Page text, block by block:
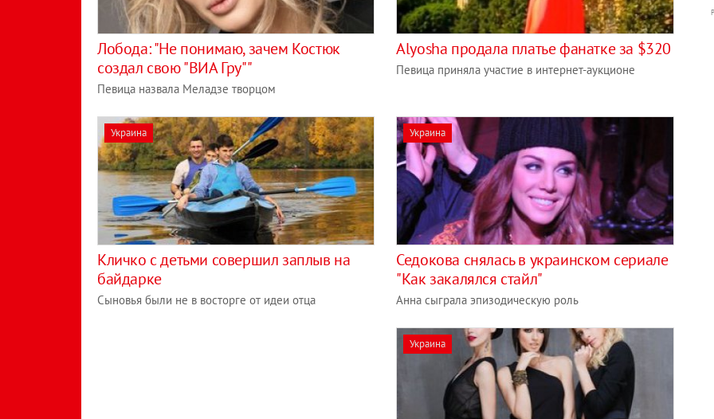
Лобода: "Не понимаю, зачем Костюк
создал свою "ВИА Гру""
Певица назвала Меладзе творцом
Alyosha продала платье фанатке за $320
Певица приняла участие в интернет-аукционе
Украина
Кличко с детьми совершил заплыв на
байдарке
Сыновья были не в восторге от идеи отца
Украина
Седокова снялась в украинском сериале
"Как закалялся стайл"
Анна сыграла эпизодическую роль
Украина